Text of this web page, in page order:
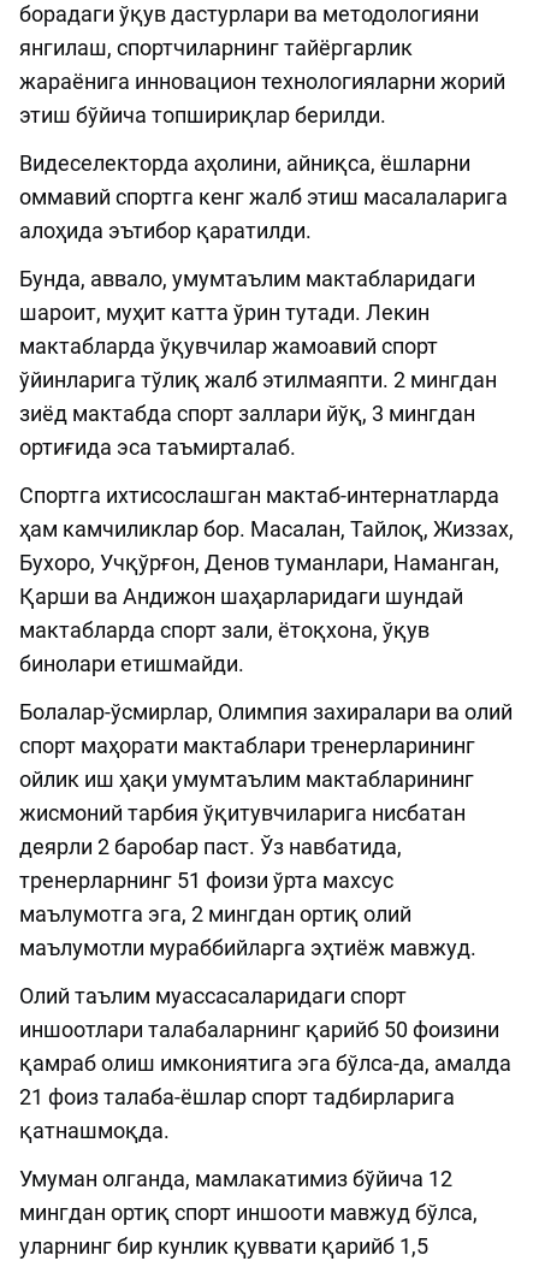
борадаги ўқув дастурлари ва методологияни
янгилаш, спортчиларнинг тайёргарлик
жараёнига инновацион технологияларни жорий
этиш бўйича топшириқлар берилди.
Видеселекторда аҳолини, айниқса, ёшларни
оммавий спортга кенг жалб этиш масалаларига
алоҳида эътибор қаратилди.
Бунда, аввало, умумтаълим мактабларидаги
шароит, муҳит катта ўрин тутади. Лекин
мактабларда ўқувчилар жамоавий спорт
ўйинларига тўлиқ жалб этилмаяпти. 2 мингдан
зиёд мактабда спорт заллари йўқ, 3 мингдан
ортиғида эса таъмирталаб.
Спортга ихтисослашган мактаб-интернатларда
ҳам камчиликлар бор. Масалан, Тайлоқ, Жиззах,
Бухоро, Учқўрғон, Денов туманлари, Наманган,
Қарши ва Андижон шаҳарларидаги шундай
мактабларда спорт зали, ётоқхона, ўқув
бинолари етишмайди.
Болалар-ўсмирлар, Олимпия захиралари ва олий
спорт маҳорати мактаблари тренерларининг
ойлик иш ҳақи умумтаълим мактабларининг
жисмоний тарбия ўқитувчиларига нисбатан
деярли 2 баробар паст. Ўз навбатида,
тренерларнинг 51 фоизи ўрта махсус
маълумотга эга, 2 мингдан ортиқ олий
маълумотли мураббийларга эҳтиёж мавжуд.
Олий таълим муассасаларидаги спорт
иншоотлари талабаларнинг қарийб 50 фоизини
қамраб олиш имкониятига эга бўлса-да, амалда
21 фоиз талаба-ёшлар спорт тадбирларига
қатнашмоқда.
Умуман олганда, мамлакатимиз бўйича 12
мингдан ортиқ спорт иншооти мавжуд бўлса,
уларнинг бир кунлик қуввати қарийб 1,5